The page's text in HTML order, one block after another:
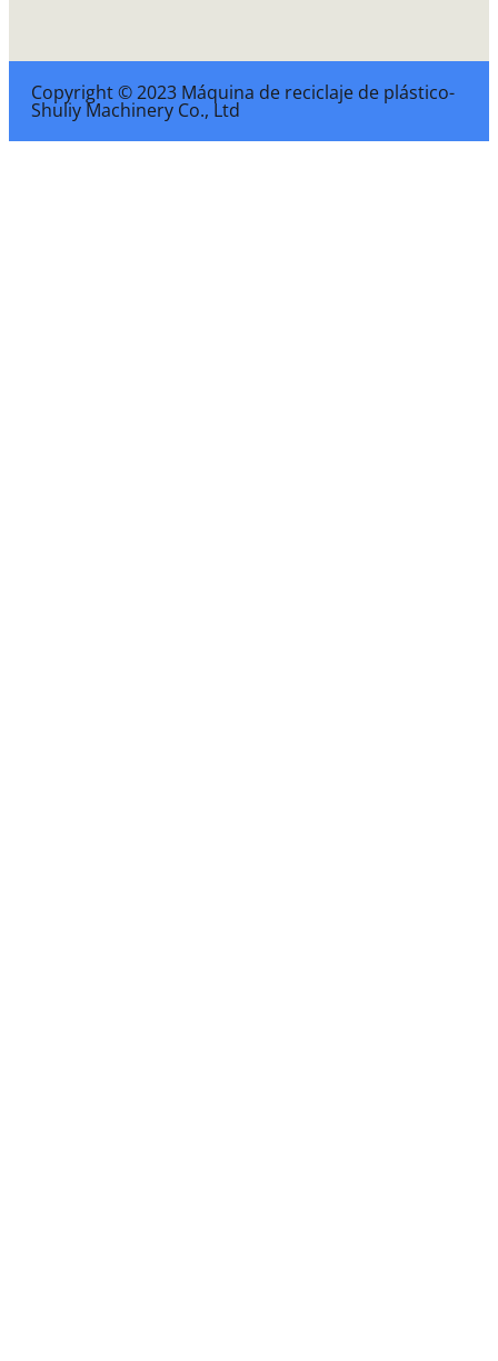
Copyright © 2023 Máquina de reciclaje de plástico-
Shuliy Machinery Co., Ltd